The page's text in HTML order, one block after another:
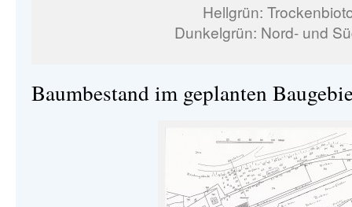
Hellgrün:
Dunkelgrün: Nord- und
Baumbestand im geplanten